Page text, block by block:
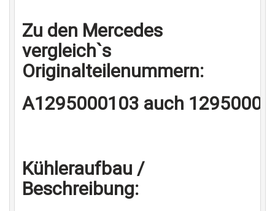
Zu den Mercedes
vergleich`s
Originalteilenummern:
A1295000103 auch
Kühleraufbau /
Beschreibung: